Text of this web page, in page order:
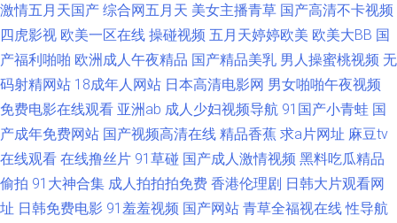
主播 国内一级TT 综合色情第七页 激情婷婷激情 福利偷拍导航 综合国产一区
TS伪娘 日韩亚洲精品在线 91视频的最新的网址 深爱网伊人成人在线 大香蕉
五区 一级无码片 东京热Av导航 91a人成免费入口 精品国产乱 91工厂 九一
AⅤ 91福利国 精品福利社 91AV国产青娱乐 国模野外自拍 91啪啪视频 男人天
激情五月天国产 综合网五月天 美女主播青草 国产高清不卡视频
四虎影视 欧美一区在线 操碰视频 五月天婷婷欧美 欧美大BB 国
产福利啪啪 欧洲成人午夜精品 国产精品美乳 男人操蜜桃视频 无
码射精网站 18成年人网站 日本高清电影网 男女啪啪午夜视频
免费电影在线观看 亚洲ab 成人少妇视频导航 91国产小青蛙 国
产成年免费网站 国产视频高清在线 精品香蕉 求a片网址 麻豆tv
在线观看 在线撸丝片 91草碰 国产成人激情视频 黑料吃瓜精品
偷拍 91大神合集 成人拍拍拍免费 香港伦理剧 日韩大片观看网
址 日韩免费电影 91羞羞视频 国产网站 青草全福视在线 性导航